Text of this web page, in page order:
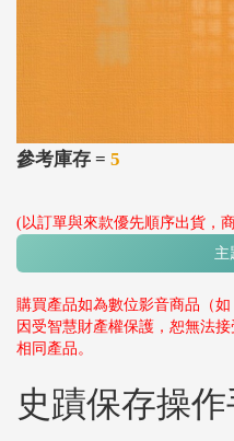
參考庫存 = 5
(以訂單與來款優先順序出貨，
主
購買產品如為數位影音商品（
因受智慧財產權保護，恕無法
相同產品。
史蹟保存操